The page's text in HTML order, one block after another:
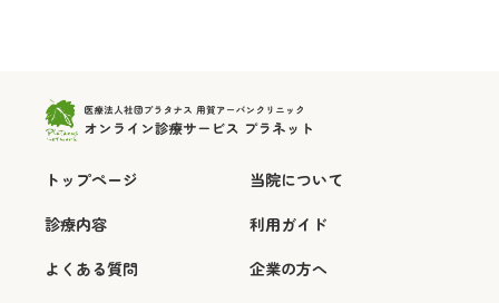
トップページ
当院について
診療内容
利用ガイド
よくある質問
企業の方へ